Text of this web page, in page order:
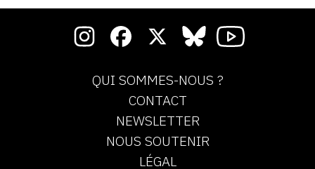
QUI SOMMES-NOUS ?
CONTACT
NEWSLETTER
NOUS SOUTENIR
LÉGAL